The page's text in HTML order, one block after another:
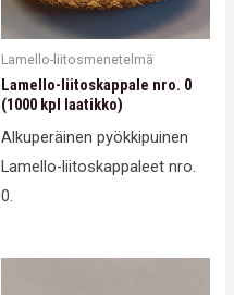
Lamello-liitosmenetelmä
Lamello-liitoskappale nro. 0
(1000 kpl laatikko)
Alkuperäinen pyökkipuinen
Lamello-liitoskappaleet nro.
0.